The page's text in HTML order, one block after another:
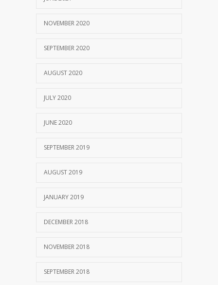
NOVEMBER 2020
SEPTEMBER 2020
AUGUST 2020
JULY 2020
JUNE 2020
SEPTEMBER 2019
AUGUST 2019
JANUARY 2019
DECEMBER 2018
NOVEMBER 2018
SEPTEMBER 2018